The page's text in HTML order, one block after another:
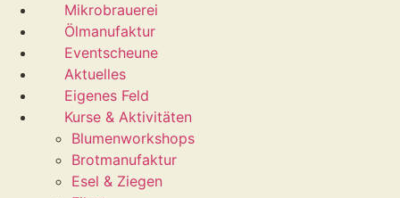
Mikrobrauerei
Ölmanufaktur
Eventscheune
Aktuelles
Eigenes Feld
Kurse & Aktivitäten
Blumenworkshops
Brotmanufaktur
Esel & Ziegen